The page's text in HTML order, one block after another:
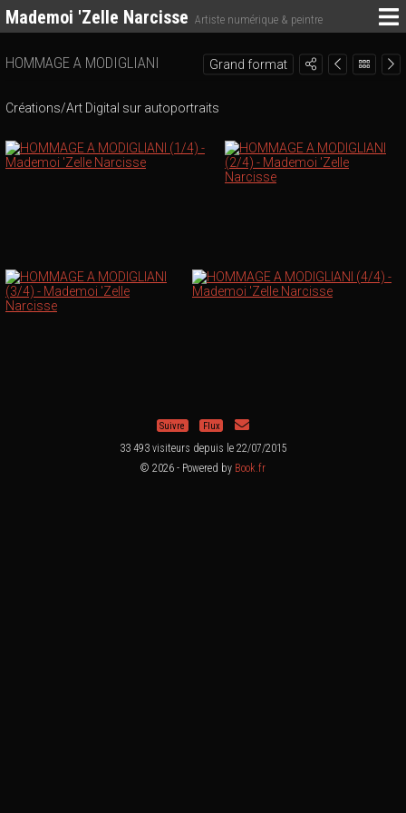
Mademoi 'Zelle Narcisse Artiste numérique & peintre
Grand format
HOMMAGE A MODIGLIANI
Créations/Art Digital sur autoportraits
Suivre Flux
33 493 visiteurs depuis le 22/07/2015
© 2026 - Powered by Book.fr